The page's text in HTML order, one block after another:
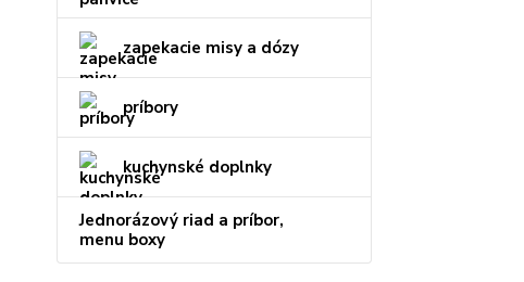
zapekacie misy a dózy
príbory
kuchynské doplnky
Jednorázový riad a príbor,
menu boxy